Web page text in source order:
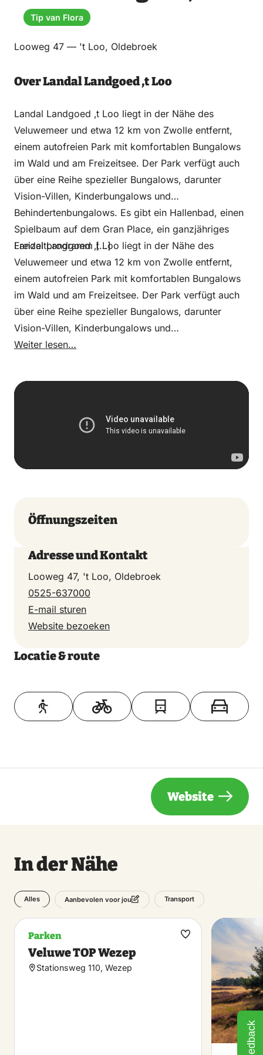
EmailWhatsApp
Facebook
LinkedIn
Tip van Flora
Looweg 47 — 't Loo, Oldebroek
Over Landal Landgoed ‚t Loo
Landal Landgoed ‚t Loo liegt in der Nähe des
Veluwemeer und etwa 12 km von Zwolle entfernt,
einem autofreien Park mit komfortablen Bungalows
im Wald und am Freizeitsee. Der Park verfügt auch
über eine Reihe spezieller Bungalows, darunter
Vision-Villen, Kinderbungalows und
Behindertenbungalows. Es gibt ein Hallenbad, einen
Spielbaum auf dem Gran Place, ein ganzjähriges
Freizeitprogramm […]
Landal Landgoed ‚t Loo liegt in der Nähe des
Veluwemeer und etwa 12 km von Zwolle entfernt,
einem autofreien Park mit komfortablen Bungalows
im Wald und am Freizeitsee. Der Park verfügt auch
über eine Reihe spezieller Bungalows, darunter
Vision-Villen, Kinderbungalows und
Behindertenbungalows. Es gibt ein Hallenbad, einen
Entdecken Sie die abwechslungsreiche Natur der
www.landal.nl/loo
Weiter lesen…
Öffnungszeiten
Adresse und Kontakt
Looweg 47, 't Loo, Oldebroek
0525-637000
E-mail sturen
Website bezoeken
Locatie & route
Toon op kaart
Website
In der Nähe
Alles Aanbevolen voor jou Transport
Parken
Veluwe TOP Wezep
Stationsweg 110, Wezep
Favorit
machen
Feedback